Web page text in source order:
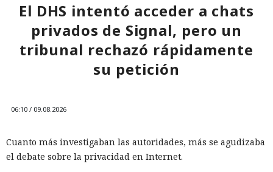
externos recibidos como tareas de prueba durante el
proceso de contratación.
El DHS intentó acceder a chats
privados de Signal, pero un
tribunal rechazó rápidamente
su petición
06:10 / 09.08.2026
Cuanto más investigaban las autoridades, más se agudizaba
el debate sobre la privacidad en Internet.